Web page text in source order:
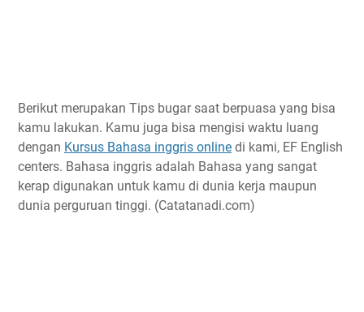
Berikut merupakan Tips bugar saat berpuasa yang bisa
kamu lakukan. Kamu juga bisa mengisi waktu luang
dengan Kursus Bahasa inggris online di kami, EF English
centers. Bahasa inggris adalah Bahasa yang sangat
kerap digunakan untuk kamu di dunia kerja maupun
dunia perguruan tinggi. (Catatanadi.com)